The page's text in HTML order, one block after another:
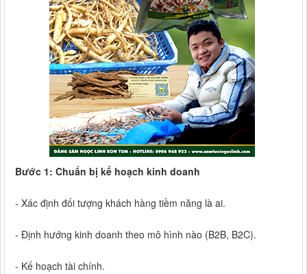
Bước 1: Chuẩn bị kế hoạch kinh doanh
- Xác định đối tượng khách hàng tiềm năng là ai.
- Định hướng kinh doanh theo mô hình nào (B2B, B2C).
- Kế hoạch tài chính.